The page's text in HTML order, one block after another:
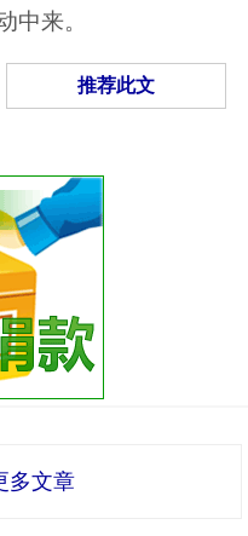
中来。
推荐此文
多文章